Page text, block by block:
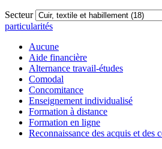
Secteur
particularités
Aucune
Aide financière
Alternance travail-études
Comodal
Concomitance
Enseignement individualisé
Formation à distance
Formation en ligne
Reconnaissance des acquis et des